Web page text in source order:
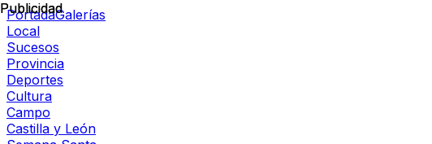
PortadaGalerías
Local
Sucesos
Provincia
Deportes
Cultura
Campo
Castilla y León
Publicidad
Publicidad